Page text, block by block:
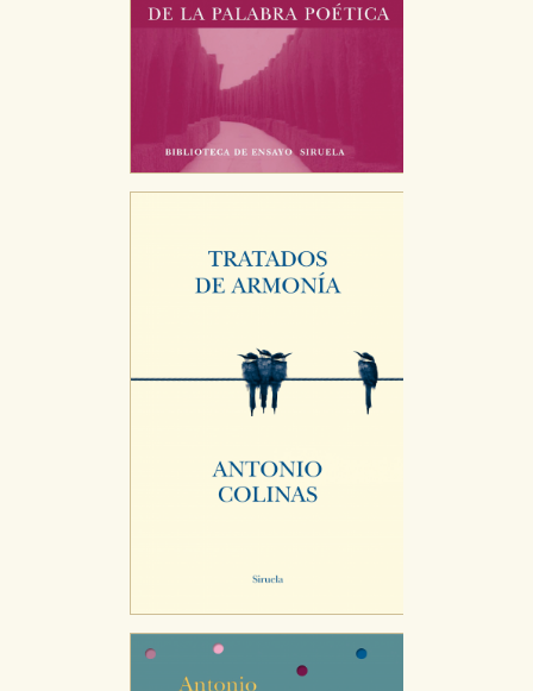
Cookies necesarias
Estas cookies son necesarias para que nuestro sitio
web funcione y no es posible deshabilitarlas desde
nuestro sistema. Es posible hacerlo desde el
áreas de nuestra web dejen de funcionar
correctamente.
servicios para que no tenga que reconfigurarlos cada
vez que nos visita. La información es agregada y, por lo
tanto, es anónima.
Estas cookies son gestionadas por nuestros socios
publicitarios y se utilizan para mostrar publicidad
relevante para sus intereses en otros sitios. No
almacenan directamente información personal sino